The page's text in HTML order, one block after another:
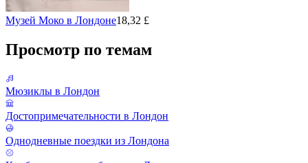
Музей Моко в Лондоне18,32 £
Просмотр по темам
Мюзиклы в Лондон
Достопримечательности в Лондон
Однодневные поездки из Лондона